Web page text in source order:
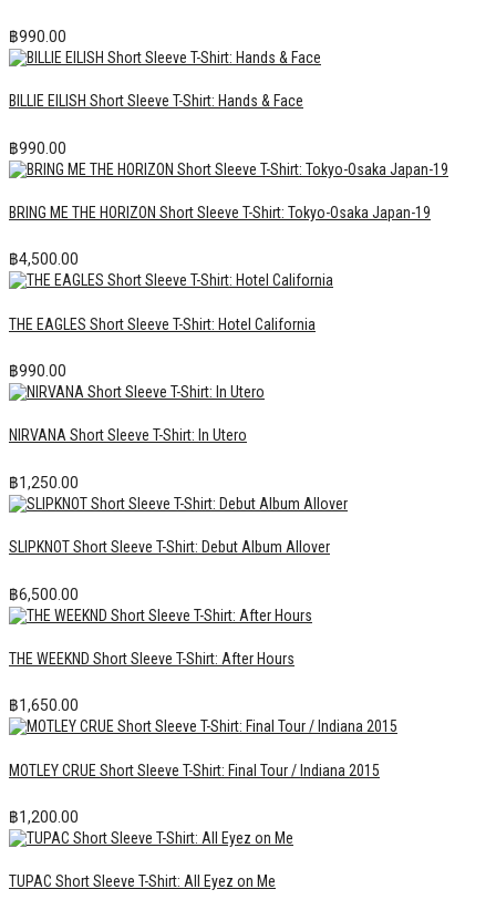
฿990.00
BILLIE EILISH Short Sleeve T-Shirt: Hands & Face
฿990.00
BRING ME THE HORIZON Short Sleeve T-Shirt: Tokyo-Osaka Japan-19
฿4,500.00
THE EAGLES Short Sleeve T-Shirt: Hotel California
฿990.00
NIRVANA Short Sleeve T-Shirt: In Utero
฿1,250.00
SLIPKNOT Short Sleeve T-Shirt: Debut Album Allover
฿6,500.00
THE WEEKND Short Sleeve T-Shirt: After Hours
฿1,650.00
MOTLEY CRUE Short Sleeve T-Shirt: Final Tour / Indiana 2015
฿1,200.00
TUPAC Short Sleeve T-Shirt: All Eyez on Me